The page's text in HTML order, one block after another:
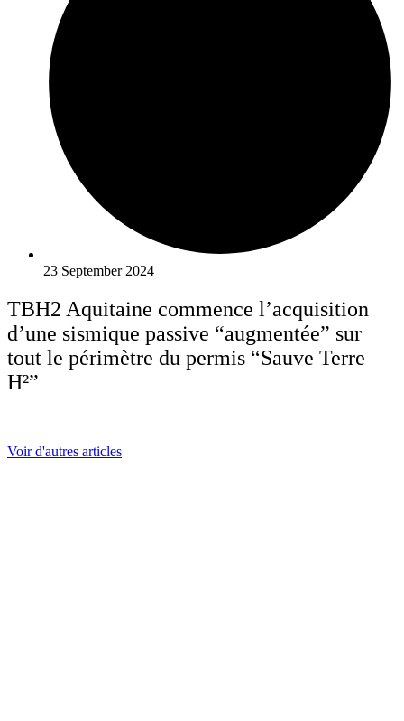
23 September 2024
TBH2 Aquitaine commence l’acquisition
d’une sismique passive “augmentée” sur
tout le périmètre du permis “Sauve Terre
H²”
Voir d'autres articles